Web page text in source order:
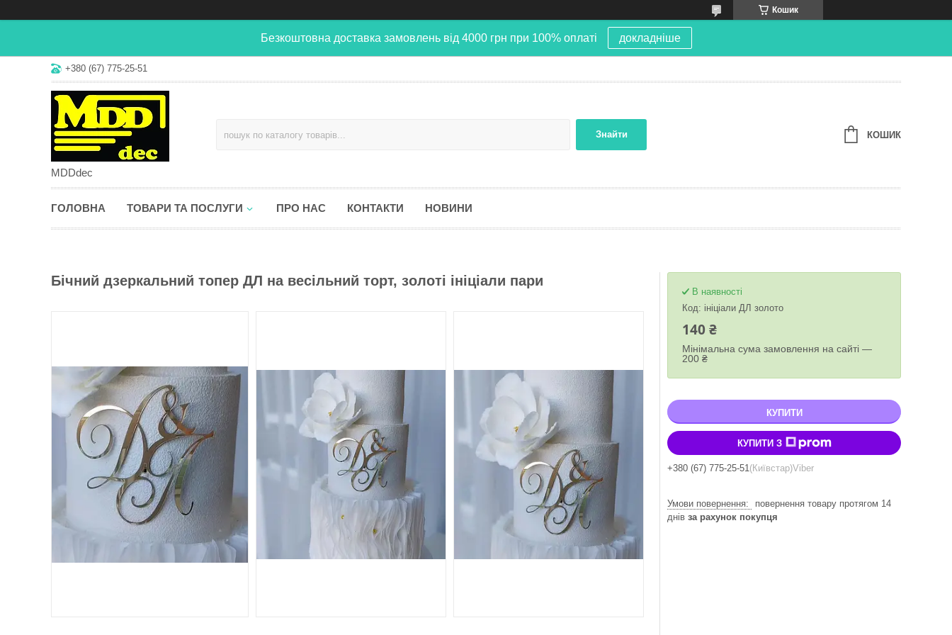
Кошик
Безкоштовна доставка замовлень від 4000 грн при 100% оплаті докладніше
+380 (67) 775-25-51
MDDdec
Знайти КОШИК
ГОЛОВНА ТОВАРИ ТА ПОСЛУГИ ПРО НАС КОНТАКТИ НОВИНИ
Бічний дзеркальний топер ДЛ на весільний торт, золоті ініціали пари
В наявності
Код: ініціали ДЛ золото
140 ₴
Мінімальна сума замовлення на сайті —
200 ₴
КУПИТИ
КУПИТИ З
+380 (67) 775-25-51 Київстар Viber
повернення товару протягом 14
днів за рахунок покупця